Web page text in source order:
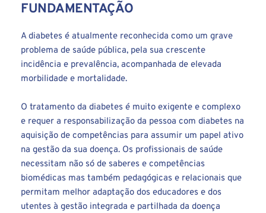
FUNDAMENTAÇÃO
A diabetes é atualmente reconhecida como um grave
problema de saúde pública, pela sua crescente
incidência e prevalência, acompanhada de elevada
morbilidade e mortalidade.
O tratamento da diabetes é muito exigente e complexo
e requer a responsabilização da pessoa com diabetes na
aquisição de competências para assumir um papel ativo
na gestão da sua doença. Os profissionais de saúde
necessitam não só de saberes e competências
biomédicas mas também pedagógicas e relacionais que
permitam melhor adaptação dos educadores e dos
utentes à gestão integrada e partilhada da doença